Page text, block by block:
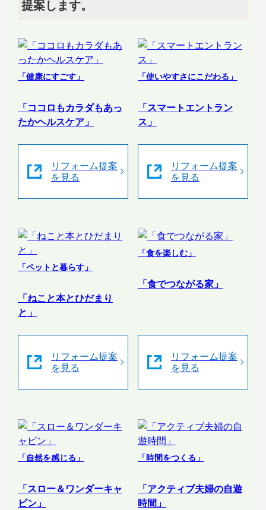
提案します。
「健康にすごす」
「ココロもカラダもあっ
たかヘルスケア」
リフォーム提案
を見る
「使いやすさにこだわる」
「スマートエントラン
ス」
リフォーム提案
を見る
「ペットと暮らす」
「ねこと本とひだまり
と」
リフォーム提案
を見る
「食を楽しむ」
「食でつながる家」
リフォーム提案
を見る
「自然を感じる」
「スロー＆ワンダーキャ
ビン」
「時間をつくる」
「アクティブ夫婦の自遊
時間」